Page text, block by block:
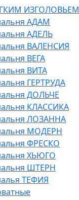
ИЗГОЛОВЬЕМ
АДАМ
АДЕЛЬ
ВАЛЕНСИЯ
ВЕГА
ВИТА
ГЕРТРУДА
ДОЛЬЧЕ
КЛАССИКА
ЛОЗАННА
МОДЕРН
ФРЕСКО
ХЬЮГО
ШТЕРН
ТЕФИЯ